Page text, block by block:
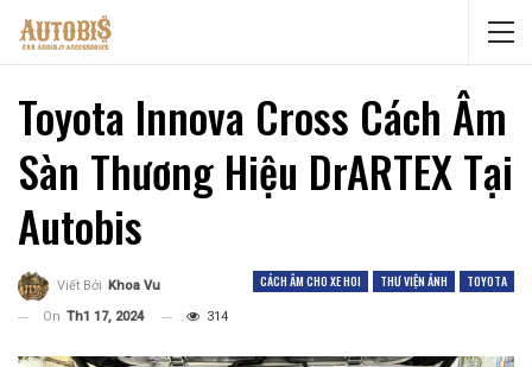
Toyota Innova Cross Cách Âm
Sàn Thương Hiệu DrARTEX Tại
Autobis
CÁCH ÂM CHO XE HOI THƯ VIỆN ẢNH TOYOTA
Viết Bởi
Khoa Vu
On Th1 17, 2024 314